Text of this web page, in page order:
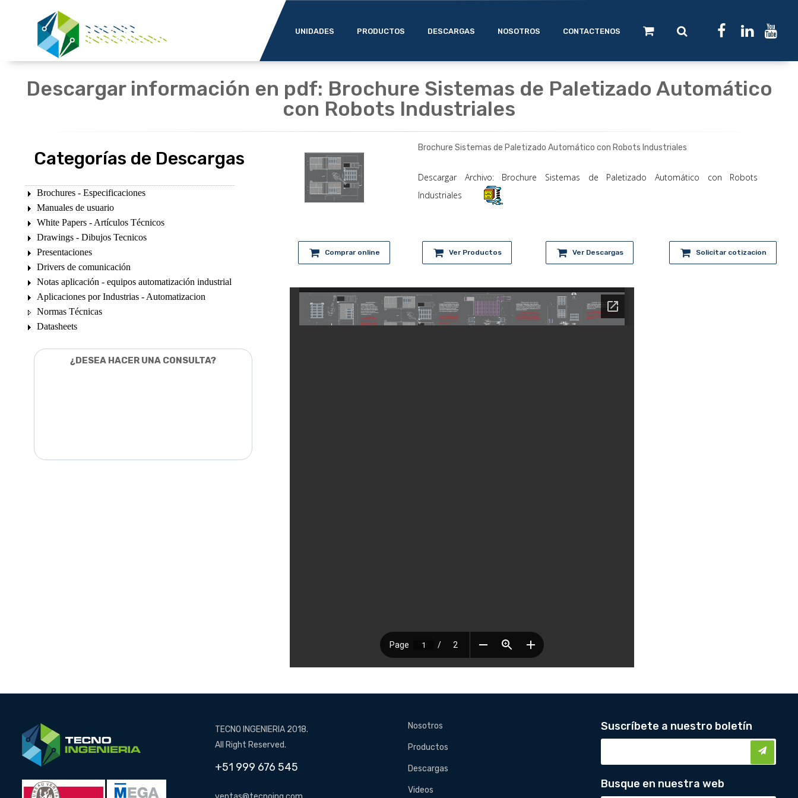
UNIDADES PRODUCTOS DESCARGAS NOSOTROS CONTACTENOS
Descargar información en pdf: Brochure Sistemas de Paletizado Automático
con Robots Industriales
Categorías de Descargas
Brochures - Especificaciones
Manuales de usuario
White Papers - Artículos Técnicos
Drawings - Dibujos Tecnicos
Presentaciones
Drivers de comunicación
Notas aplicación - equipos automatización industrial
Aplicaciones por Industrias - Automatizacion
Normas Técnicas
Datasheets
¿DESEA HACER UNA CONSULTA?
Brochure Sistemas de Paletizado Automático con Robots Industriales
Descargar Archivo: Brochure Sistemas de Paletizado Automático con Robots
Industriales
Comprar online Ver Productos Ver Descargas Solicitar cotizacion
TECNO INGENIERIA 2018.
All Right Reserved.
+51 999 676 545
Nosotros
Productos
Descargas
Videos
Suscríbete a nuestro boletín
Busque en nuestra web